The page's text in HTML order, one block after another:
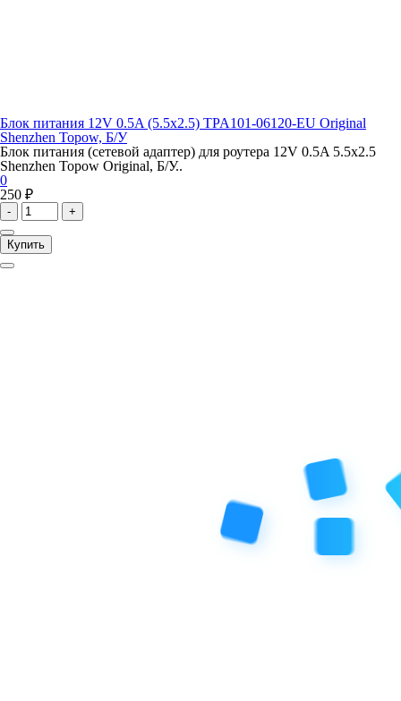
Блок питания 12V 0.5A (5.5x2.5) TPA101-06120-EU Original
Shenzhen Topow, Б/У
Блок питания (сетевой адаптер) для роутера 12V 0.5A 5.5x2.5
Shenzhen Topow Original, Б/У..
0
250 ₽
- +
Купить